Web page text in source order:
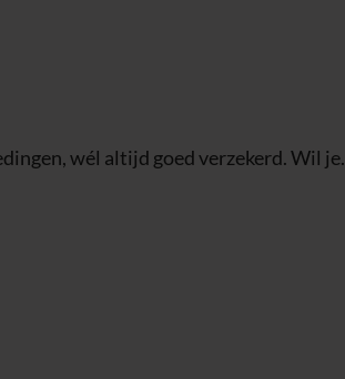
wél altijd goed verzekerd. Wil je.